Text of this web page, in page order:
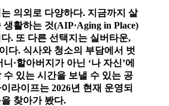
의외로 다양하다. 지금까지 살
활하는 것(AIP·Aging in Place)
. 또 다른 선택지는 실버타운,
다. 식사와 청소의 부담에서 벗
·할아버지가 아닌 ‘나 자신’에
수 있는 시간을 보낼 수 있는 공
라이프는 2026년 현재 운영되
찾아가 봤다.